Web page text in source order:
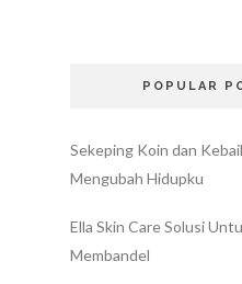
POPULAR
Sekeping Koin dan
Mengubah Hidupku
Ella Skin Care Solusi
Membandel